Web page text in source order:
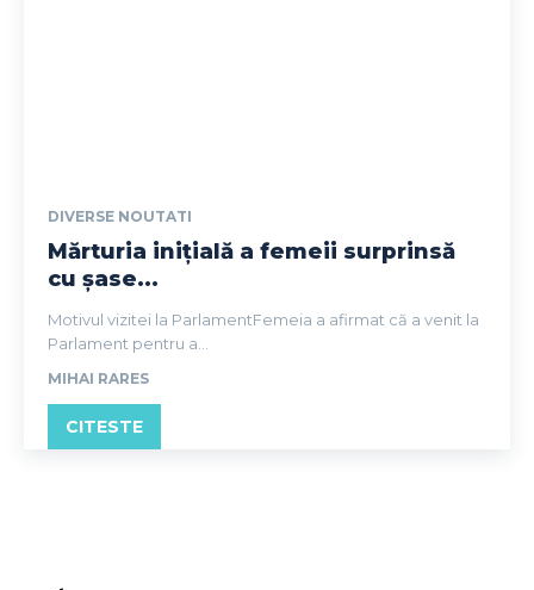
DIVERSE NOUTATI
Mărturia inițială a femeii surprinsă
cu șase...
Motivul vizitei la ParlamentFemeia a afirmat că a venit la
Parlament pentru a...
MIHAI RARES
CITESTE